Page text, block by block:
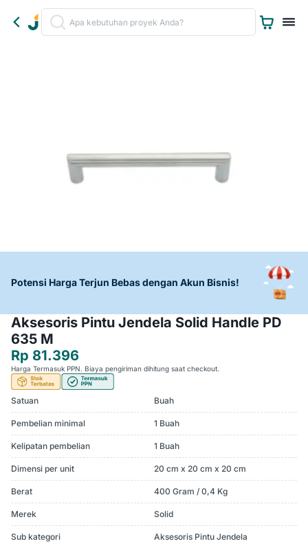
Potensi Harga Terjun Bebas dengan Akun Bisnis!
Aksesoris Pintu Jendela Solid Handle PD
635 M
Rp 81.396
Harga Termasuk PPN. Biaya pengiriman dihitung saat checkout.
Satuan Buah
Pembelian minimal 1 Buah
Kelipatan pembelian 1 Buah
Dimensi per unit 20 cm x 20 cm x 20 cm
Berat 400 Gram / 0,4 Kg
Merek Solid
Sub kategori Aksesoris Pintu Jendela